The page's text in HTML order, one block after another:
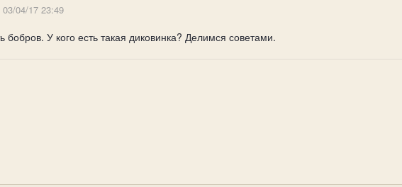
03/04/17 23:49
бобров. У кого есть такая диковинка? Делимся советами.